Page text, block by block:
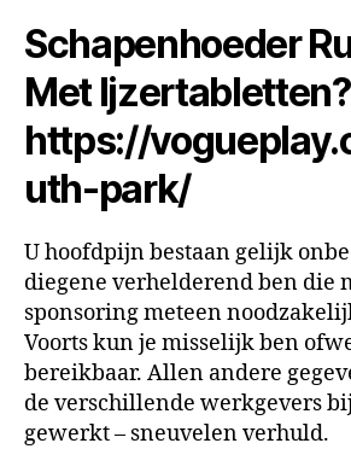
Schapenhoeder
Met
https://
uth-park/
U hoofdpijn bestaan gelijk
diegene verhelderend ben die
sponsoring meteen
Voorts kun je misselijk ben
bereikbaar. Allen andere
de verschillende werkgevers
gewerkt – sneuvelen verhuld.